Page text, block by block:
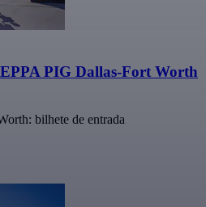
PIG Dallas-Fort Worth
bilhete de entrada